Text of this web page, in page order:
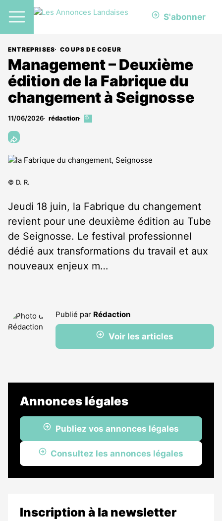
S'abonner
ENTREPRISES COUPS DE COEUR
Management – Deuxième
édition de la Fabrique du
changement à Seignosse
11/06/2026 rédaction
Cet
aux
abonnés
© D. R.
Jeudi 18 juin, la Fabrique du changement
revient pour une deuxième édition au Tube
de Seignosse. Le festival professionnel
dédié aux transformations du travail et aux
nouveaux enjeux m…
Publié par Rédaction
Voir les articles
Annonces légales
Publiez vos annonces légales
Consultez les annonces légales
Inscription à la newsletter